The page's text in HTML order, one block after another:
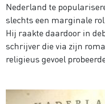
Nederland te
slechts een marginale rol
Hij raakte daardoor in
schrijver die via zijn
religieus gevoel